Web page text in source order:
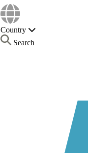
Country
Search